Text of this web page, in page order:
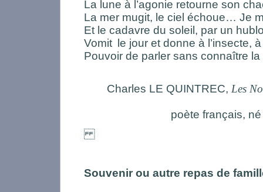
La lune à l’agonie retourne son
La mer mugit, le ciel échoue… Je
Et le cadavre du soleil, par un
Vomit
le jour et donne à l’insecte, à
Pouvoir de parler sans connaître la
Charles LE QUINTREC, Les
poète français,
Souvenir ou autre repas de